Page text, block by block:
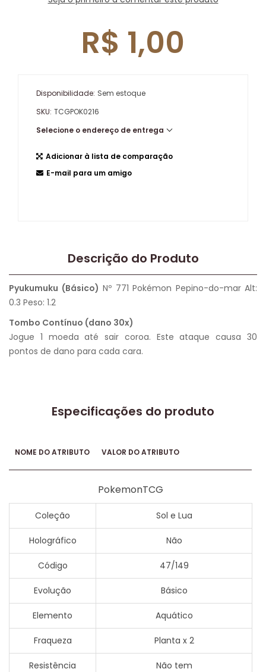
R$ 1,00
Disponibilidade: Sem estoque
SKU: TCGPOK0216
Selecione o endereço de entrega
Adicionar à lista de comparação
E-mail para um amigo
Descrição do Produto
Pyukumuku (Básico) Nº 771 Pokémon Pepino-do-mar Alt:
0.3 Peso: 1.2
Tombo Contínuo (dano 30x)
Jogue 1 moeda até sair coroa. Este ataque causa 30
pontos de dano para cada cara.
Especificações do produto
NOME DO ATRIBUTO VALOR DO ATRIBUTO
PokemonTCG
Coleção Sol e Lua
Holográfico Não
Código 47/149
Evolução Básico
Elemento Aquático
Fraqueza Planta x 2
Resistência Não tem